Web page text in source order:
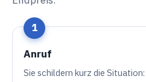
Anruf
Sie schildern kurz die